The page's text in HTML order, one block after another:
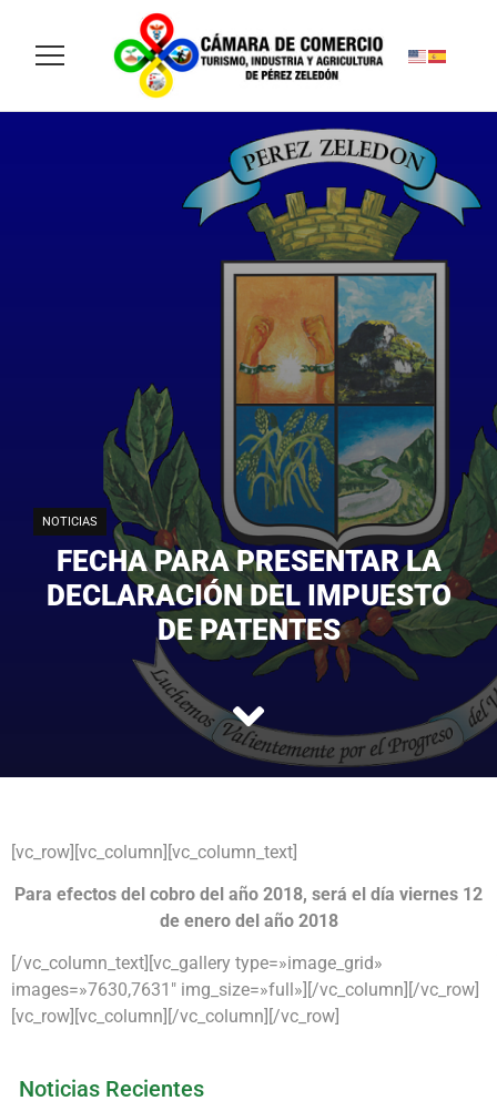
NOTICIAS
FECHA PARA PRESENTAR LA
DECLARACIÓN DEL IMPUESTO
DE PATENTES
[vc_row][vc_column][vc_column_text]
Para efectos del cobro del año 2018, será el día viernes 12
de enero del año 2018
[/vc_column_text][vc_gallery type=»image_grid»
images=»7630,7631″ img_size=»full»][/vc_column][/vc_row]
[vc_row][vc_column][/vc_column][/vc_row]
Noticias Recientes